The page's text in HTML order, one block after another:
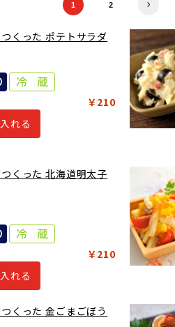
1 2
くった ポテトサラダ
￥210
れる
くった 北海道明太子
￥210
れる
くった 金ごまごぼう